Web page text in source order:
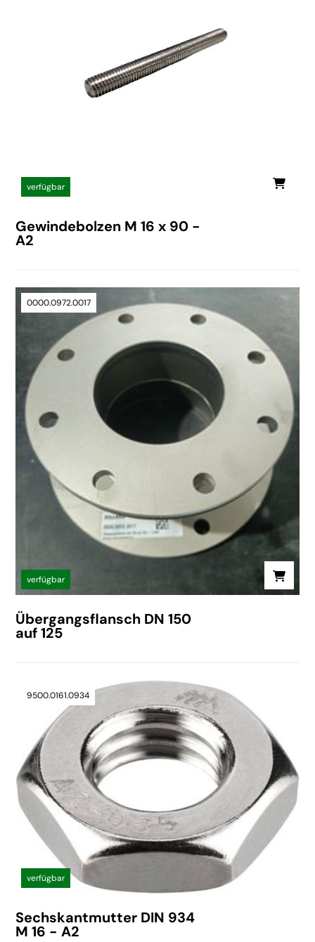
verfügbar
Gewindebolzen M 16 x 90 -
A2
0000.0972.0017
verfügbar
Übergangsflansch DN 150
auf 125
9500.0161.0934
verfügbar
Sechskantmutter DIN 934
M 16 - A2